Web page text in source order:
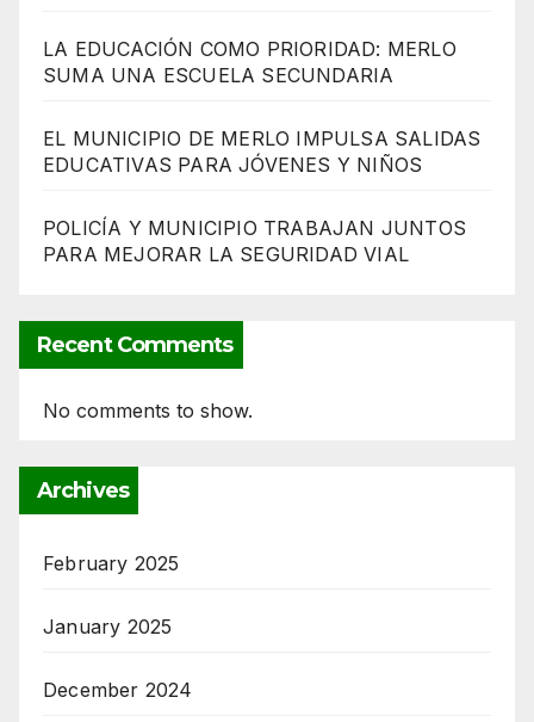
LA EDUCACIÓN COMO PRIORIDAD: MERLO
SUMA UNA ESCUELA SECUNDARIA
EL MUNICIPIO DE MERLO IMPULSA SALIDAS
EDUCATIVAS PARA JÓVENES Y NIÑOS
POLICÍA Y MUNICIPIO TRABAJAN JUNTOS
PARA MEJORAR LA SEGURIDAD VIAL
Recent Comments
No comments to show.
Archives
February 2025
January 2025
December 2024